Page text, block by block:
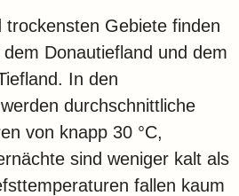
trockensten Gebiete finden
Donautiefland und dem
In den
durchschnittliche
von knapp 30 °C,
sind weniger kalt als
fallen kaum